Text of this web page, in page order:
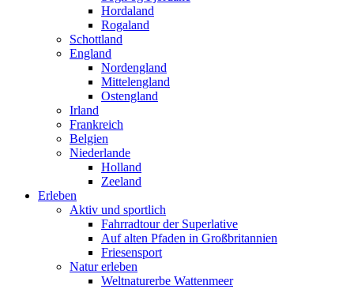
Hordaland
Rogaland
Schottland
England
Nordengland
Mittelengland
Ostengland
Irland
Frankreich
Belgien
Niederlande
Holland
Zeeland
Erleben
Aktiv und sportlich
Fahrradtour der Superlative
Auf alten Pfaden in Großbritannien
Friesensport
Natur erleben
Weltnaturerbe Wattenmeer